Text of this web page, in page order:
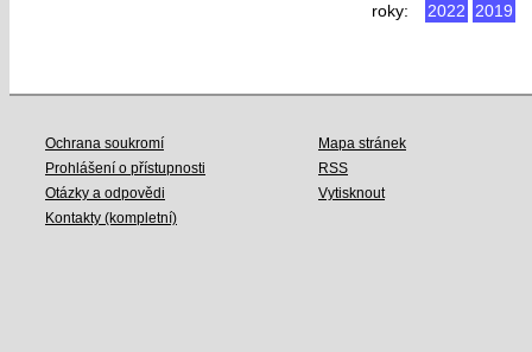
roky: 2022 2019
Ochrana soukromí
Prohlášení o přístupnosti
Otázky a odpovědi
Kontakty (kompletní)
Mapa stránek
RSS
Vytisknout